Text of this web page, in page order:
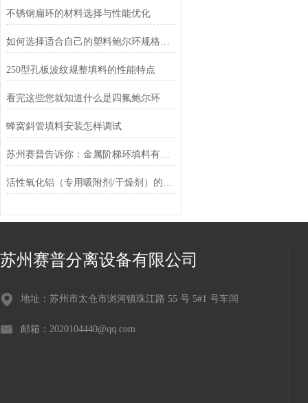
不锈钢扁环的材料选择与性能优化
如何选择适合自己的塑料鲍尔环规格和型号？
250型孔板波纹规整填料的性能特点
看完这些您就知道什么是四氟鲍尔环
蜂窝斜管填料安装怎样调试
苏州赛普告诉你：金属阶梯环填料有什么长处
活性氧化铝（专用吸附剂/干燥剂）的介绍及案例
苏州赛普分离设备有限公司
地址：苏州市太仓市浏河镇珠江路 55 号 5#1 号车间
邮箱：2020104440@qq.com